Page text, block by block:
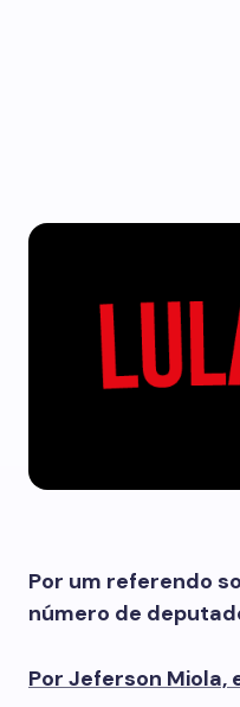
Por um referendo
número de
Por Jeferson Miola,